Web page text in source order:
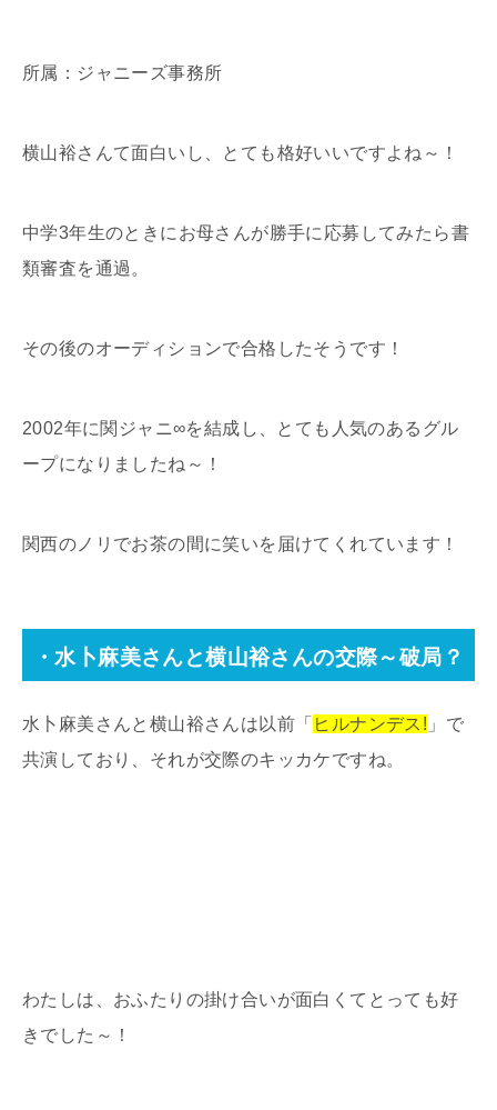
所属：ジャニーズ事務所
横山裕さんて面白いし、とても格好いいですよね～！
中学3年生のときにお母さんが勝手に応募してみたら書
類審査を通過。
その後のオーディションで合格したそうです！
2002年に関ジャニ∞を結成し、とても人気のあるグル
ープになりましたね～！
関西のノリでお茶の間に笑いを届けてくれています！
・水卜麻美さんと横山裕さんの交際～破局？
水卜麻美さんと横山裕さんは以前「 ヒルナンデス! 」で
共演しており、それが交際のキッカケですね。
わたしは、おふたりの掛け合いが面白くてとっても好
きでした～！